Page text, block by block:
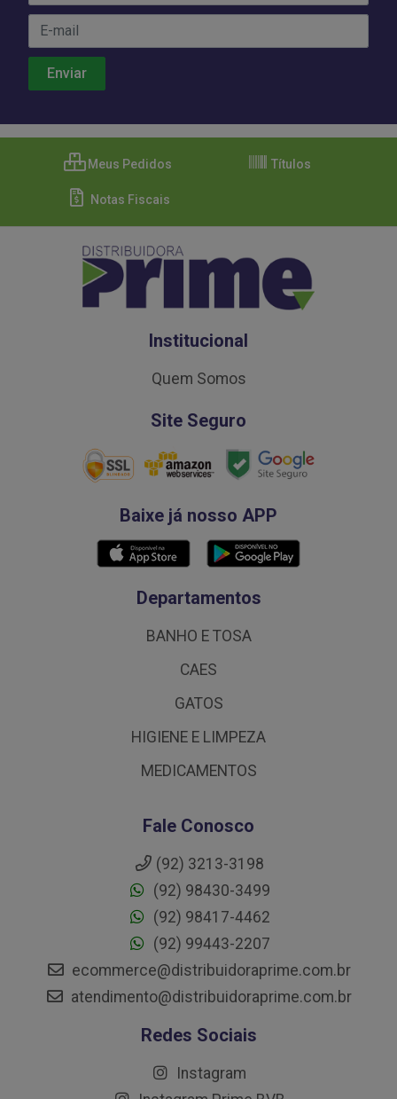
Meus Pedidos Títulos
Notas Fiscais
Institucional
Quem Somos
Site Seguro
Baixe já nosso APP
Departamentos
BANHO E TOSA
CAES
GATOS
HIGIENE E LIMPEZA
MEDICAMENTOS
Fale Conosco
(92) 3213-3198
(92) 98430-3499
(92) 98417-4462
(92) 99443-2207
ecommerce@distribuidoraprime.com.br
atendimento@distribuidoraprime.com.br
Redes Sociais
Instagram